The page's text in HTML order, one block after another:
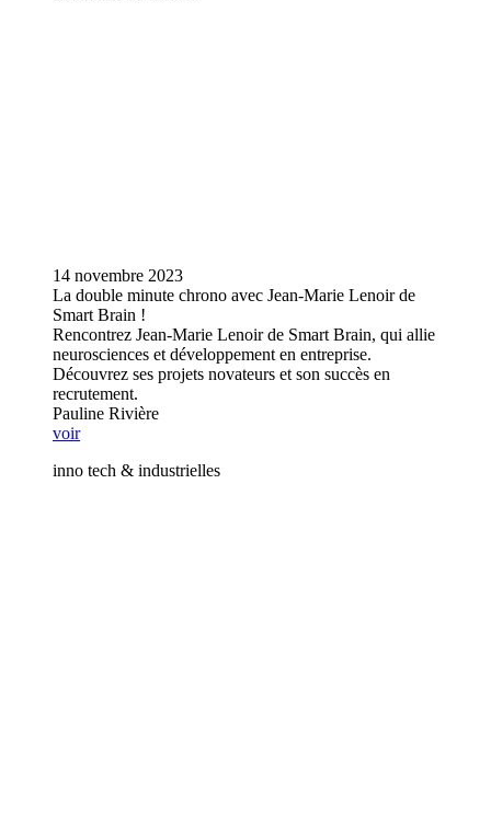
14 novembre 2023
La double minute chrono avec Jean-Marie Lenoir de
Smart Brain !
Rencontrez Jean-Marie Lenoir de Smart Brain, qui allie
neurosciences et développement en entreprise.
Découvrez ses projets novateurs et son succès en
recrutement.
Pauline Rivière
voir
inno tech & industrielles